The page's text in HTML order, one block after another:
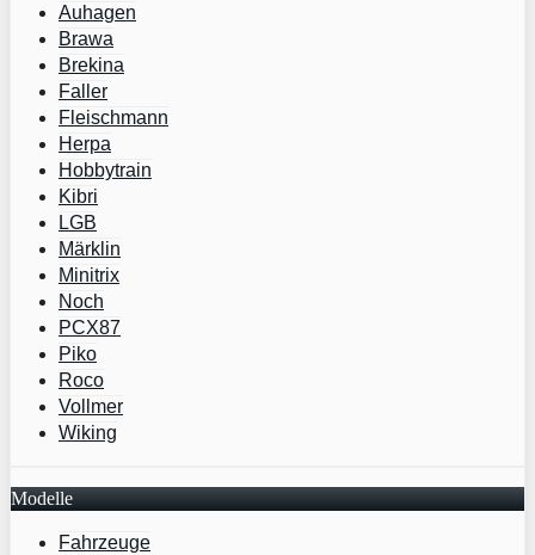
Auhagen
Brawa
Brekina
Faller
Fleischmann
Herpa
Hobbytrain
Kibri
LGB
Märklin
Minitrix
Noch
PCX87
Piko
Roco
Vollmer
Wiking
Modelle
Fahrzeuge